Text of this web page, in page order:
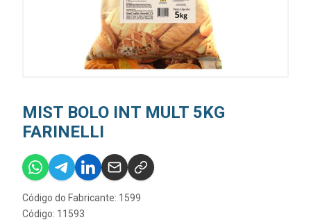
MIST BOLO INT MULT 5KG
FARINELLI
Código do Fabricante: 1599
Código: 11593